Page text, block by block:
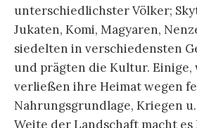
unterschiedlichster Völker;
Jukaten, Komi, Magyaren,
siedelten in verschiedensten
und prägten die Kultur. Einige,
verließen ihre Heimat wegen
Nahrungsgrundlage, Kriegen
Weite der Landschaft macht es